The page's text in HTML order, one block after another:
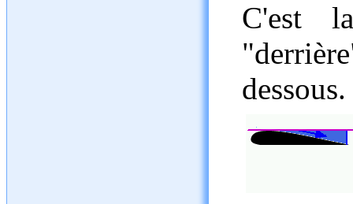
C'est
dessous.